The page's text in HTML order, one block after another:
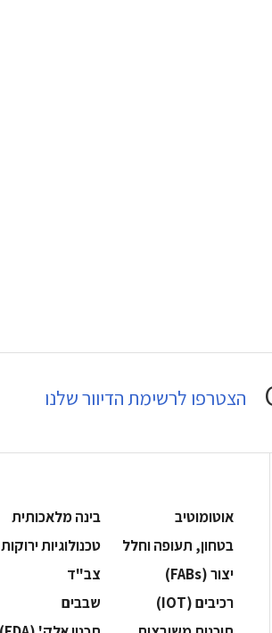
הצטרפו לרשימת הדיוור שלנו
אוטומוטיב
בינה מלאכותית
בטחון, תעופה וחלל
‫טכנולוגיות ירוקות‬
‫יצור (‪(FABs‬‬
‫צב"ד‬
‫רכיבים‬ (IOT)
‫שבבים‬